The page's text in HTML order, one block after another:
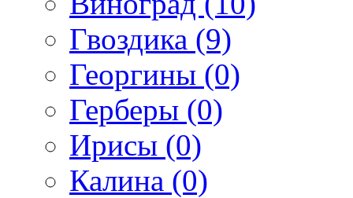
Гвоздика (9)
Георгины (0)
Герберы (0)
Ирисы (0)
Калина (0)